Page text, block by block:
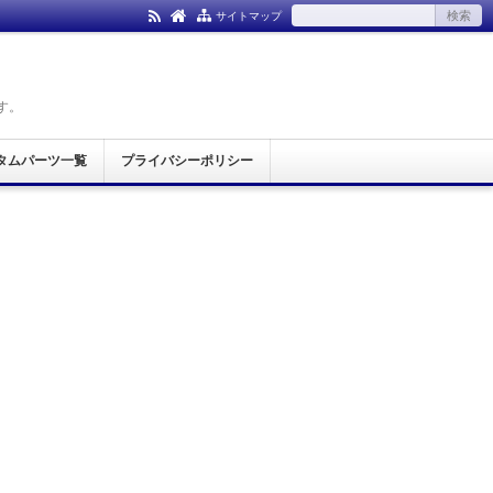
サイトマップ
ムパーツ一覧 プライバシーポリシー